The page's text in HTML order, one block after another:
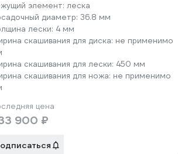
элемент: леска
диаметр: 36.8 мм
лески: 4 мм
скашивания для диска: не применимо
скашивания для лески: 450 мм
скашивания для ножа: не применимо
цена
900 ₽